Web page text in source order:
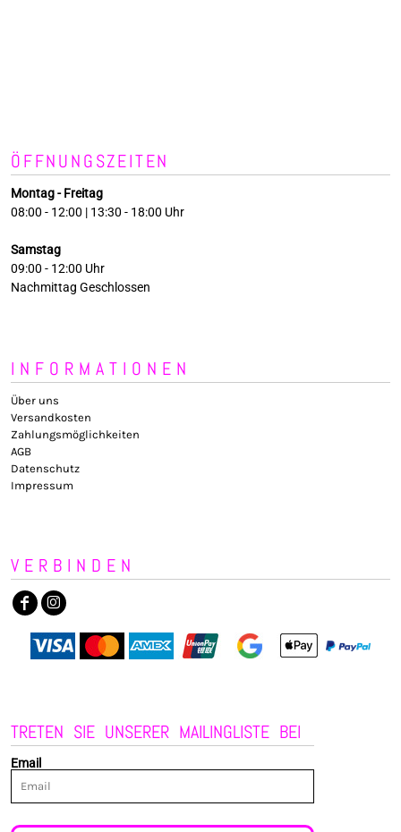
ÖFFNUNGSZEITEN
Montag - Freitag
08:00 - 12:00 | 13:30 - 18:00 Uhr
Samstag
09:00 - 12:00 Uhr
Nachmittag Geschlossen
INFORMATIONEN
Über uns
Versandkosten
Zahlungsmöglichkeiten
AGB
Datenschutz
Impressum
VERBINDEN
TRETEN SIE UNSERER MAILINGLISTE BEI
Email